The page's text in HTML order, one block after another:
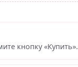
кнопку «Купить».